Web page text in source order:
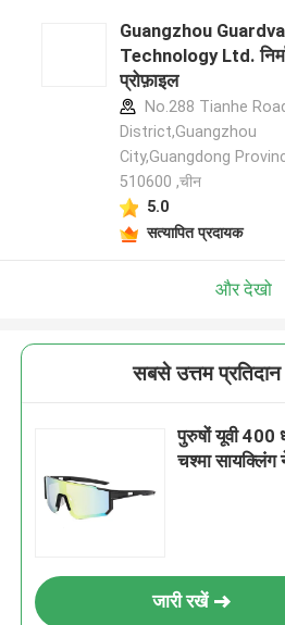
Guangzhou
Technology Ltd.
प्रोफ़ाइल
No.288 Tianhe
District,Guangzhou
City,Guangdong
510600 ,चीन
5.0
सत्यापित प्रदायक
और देखो
सबसे उत्तम प्रतिदान
पुरुषों यूवी
चश्मा सायक्लिंग
जारी रखें